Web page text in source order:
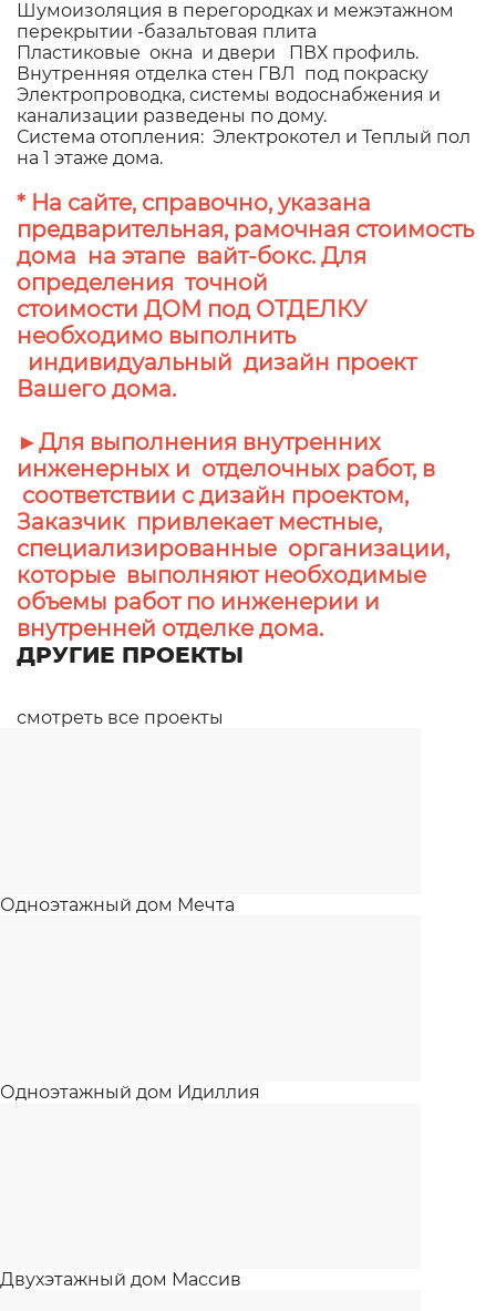
Шумоизоляция в перегородках и межэтажном
перекрытии -базальтовая плита
Пластиковые окна и двери ПВХ профиль.
Внутренняя отделка стен ГВЛ под покраску
Электропроводка, системы водоснабжения и
канализации разведены по дому.
Система отопления: Электрокотел и Теплый пол
на 1 этаже дома.
* На сайте, справочно, указана
предварительная, рамочная стоимость
дома на этапе вайт-бокс. Для
определения точной
стоимости ДОМ под ОТДЕЛКУ
необходимо выполнить
индивидуальный дизайн проект
Вашего дома.
►Для выполнения внутренних
инженерных и отделочных работ, в
соответствии с дизайн проектом,
Заказчик привлекает местные,
специализированные организации,
которые выполняют необходимые
объемы работ по инженерии и
внутренней отделке дома.
ДРУГИЕ ПРОЕКТЫ
смотреть все проекты
Одноэтажный дом Мечта
Одноэтажный дом Идиллия
Двухэтажный дом Массив